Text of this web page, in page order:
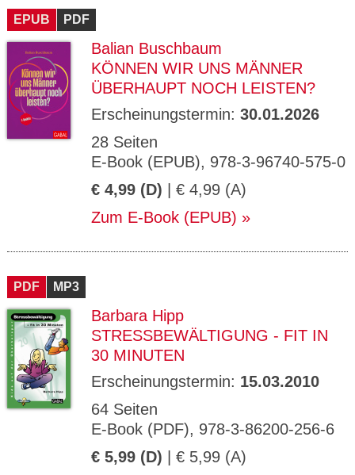
EPUB PDF
Balian Buschbaum
KÖNNEN WIR UNS MÄNNER
ÜBERHAUPT NOCH LEISTEN?
Erscheinungstermin: 30.01.2026
28 Seiten
E-Book (EPUB), 978-3-96740-575-0
€ 4,99 (D) | € 4,99 (A)
Zum E-Book (EPUB)
PDF MP3
Barbara Hipp
STRESSBEWÄLTIGUNG - FIT IN
30 MINUTEN
Erscheinungstermin: 15.03.2010
64 Seiten
E-Book (PDF), 978-3-86200-256-6
€ 5,99 (D) | € 5,99 (A)
ESSION
_ID
verlag.
de
GV_CO
OKIES
gabal-
Speichert den Zustimmungsstatus des
Benutzers für Cookies auf der aktuellen
Domäne.
ge